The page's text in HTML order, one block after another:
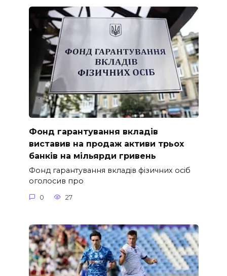
Фонд гарантування вкладів
виставив на продаж активи трьох
банків на мільярди гривень
Фонд гарантування вкладів фізичних осіб
оголосив про
0 27